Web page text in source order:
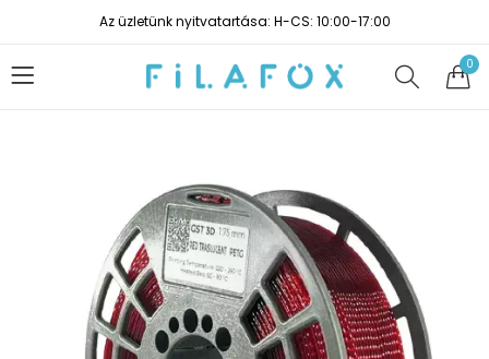
Az üzletünk nyitvatartása: H-CS: 10:00-17:00
0